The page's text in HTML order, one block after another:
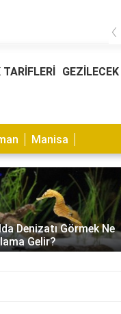
‹
TARİFLERİ
Manisa
Kuşu Kaşıntısı
Geçer? Nedenleri ve